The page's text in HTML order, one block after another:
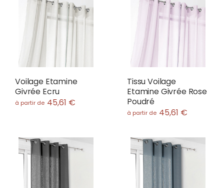
Voilage Etamine
Givrée Ecru
à partir de 45,61 €
Tissu Voilage
Etamine Givrée Rose
Poudré
à partir de 45,61 €